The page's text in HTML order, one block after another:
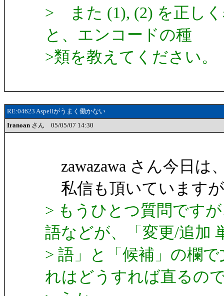
> また (1), (2) を正し
と、エンコードの種
>類を教えてください。
RE:04623 Aspellがうまく働かない
Iranoan さん 05/05/07 14:30
zawazawa さん今日は
私信も頂いています
> もうひとつ質問です
語などが、「変更/追加
> 語」と「候補」の欄
れはどうすれば直るの